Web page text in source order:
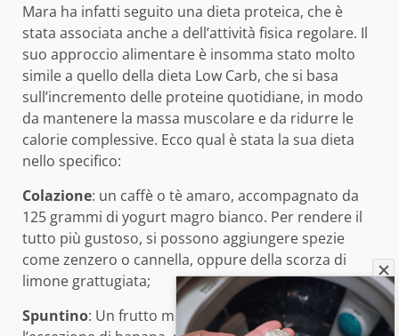
Mara ha infatti seguito una dieta proteica, che è
stata associata anche a dell’attività fisica regolare. Il
suo approccio alimentare è insomma stato molto
simile a quello della dieta Low Carb, che si basa
sull’incremento delle proteine quotidiane, in modo
da mantenere la massa muscolare e da ridurre le
calorie complessive. Ecco qual è stata la sua dieta
nello specifico:
Colazione: un caffè o tè amaro, accompagnato da
125 grammi di yogurt magro bianco. Per rendere il
tutto più gustoso, si possono aggiungere spezie
come zenzero o cannella, oppure della scorza di
limone grattugiata;
Spuntino: Un frutto medio (circa 150 grammi), con